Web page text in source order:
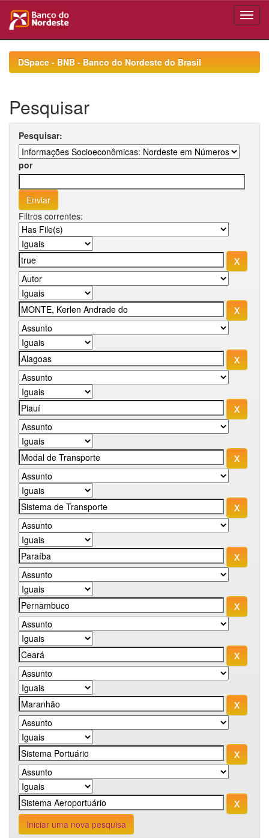
navigationDSpace - BNB - Banco do Nordeste do Brasil
Pesquisar
Pesquisar:
por
Filtros correntes:
Iniciar uma nova pesquisa